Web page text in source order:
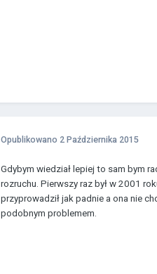
Opublikowano 2 Października 2015
Gdybym wiedział lepiej to sam bym
rozruchu. Pierwszy raz był w 2001
przyprowadził jak padnie a ona nie
podobnym problemem.